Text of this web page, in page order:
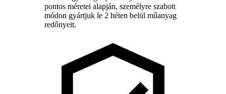
pontos méretei alapján, személyre szabott
módon gyártjuk le 2 héten belül műanyag
redőnyeit.